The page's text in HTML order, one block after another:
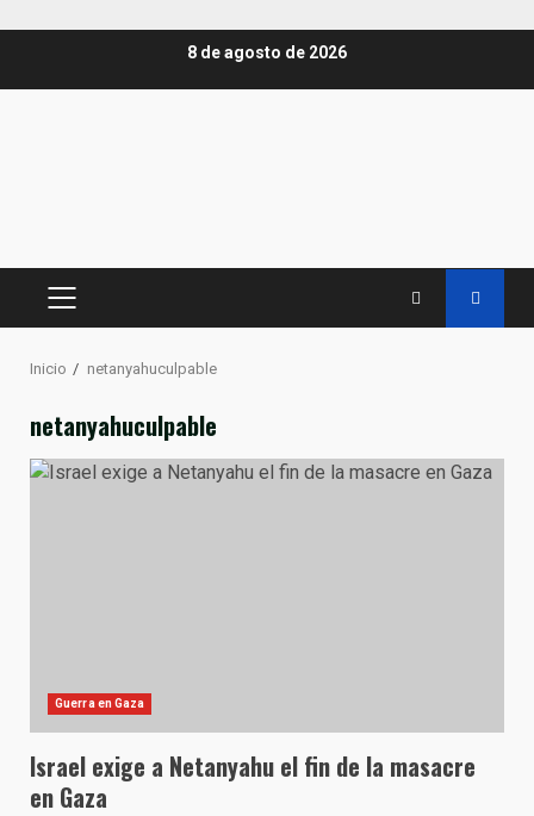
8 de agosto de 2026
MENÚ
Inicio netanyahuculpable
netanyahuculpable
Guerra en Gaza
Israel exige a Netanyahu el fin de la masacre
en Gaza